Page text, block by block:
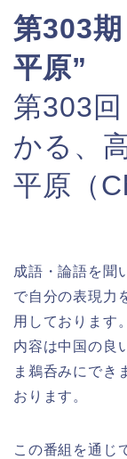
第303
平原”
第303
かる、
平原（
成語・論語を聞
で自分の表現力
用しております。
内容は中国の良
ま鵜呑みにでき
おります。
この番組を通じ